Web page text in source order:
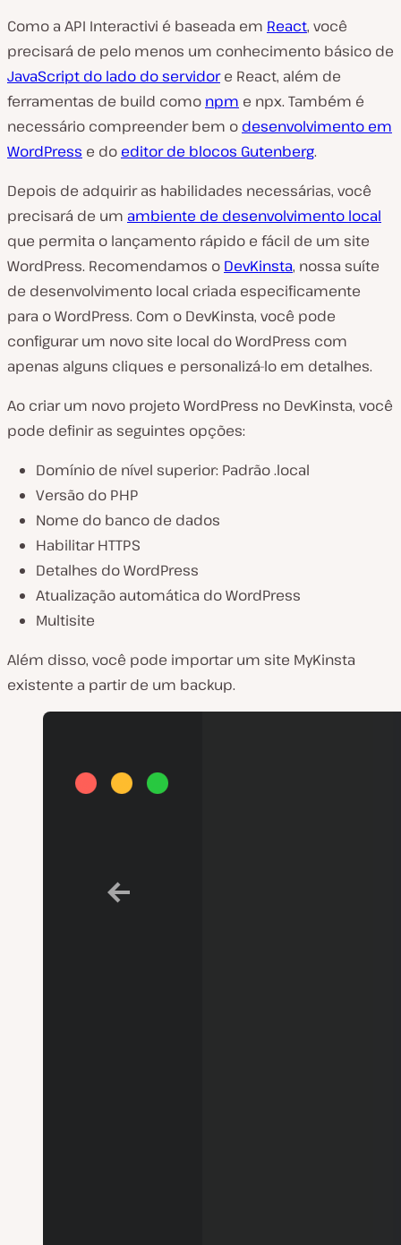
Como a API Interactivi é baseada em React, você
precisará de pelo menos um conhecimento básico de
JavaScript do lado do servidore React, além de
ferramentas de build como npm e npx. Também é
necessário compreender bem o desenvolvimento em
WordPress e do editor de blocos Gutenberg.
Depois de adquirir as habilidades necessárias, você
precisará de um ambiente de desenvolvimento local
que permita o lançamento rápido e fácil de um site
WordPress. Recomendamos o DevKinsta, nossa suíte
de desenvolvimento local criada especificamente
para o WordPress. Com o DevKinsta, você pode
configurar um novo site local do WordPress com
apenas alguns cliques e personalizá-lo em detalhes.
Ao criar um novo projeto WordPress no DevKinsta, você
pode definir as seguintes opções:
Domínio de nível superior: Padrão .local
Versão do PHP
Nome do banco de dados
Habilitar HTTPS
Detalhes do WordPress
Atualização automática do WordPress
Multisite
Além disso, você pode importar um site MyKinsta
existente a partir de um backup.